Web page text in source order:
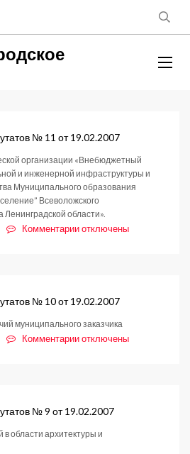
№ 11 от 19.02.2007
организации «Внебюджетный
и инженерной инфраструктуры и
Муниципального образования
Всеволожского
области».
Комментариик
№
от
19.02.2007
отключены
№ 10 от 19.02.2007
муниципального заказчика
Комментариик
№
от
отключены
№ 9 от 19.02.2007
области архитектуры и